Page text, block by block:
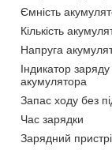
Ємність
Кількість
Напруга
Індикатор заряду
акумулятора
Запас ходу без
Час зарядки
Зарядний